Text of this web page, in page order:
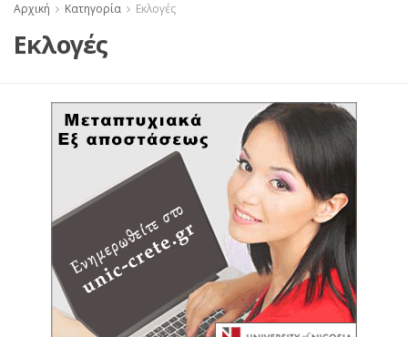
Αρχική Κατηγορία Εκλογές
Εκλογές